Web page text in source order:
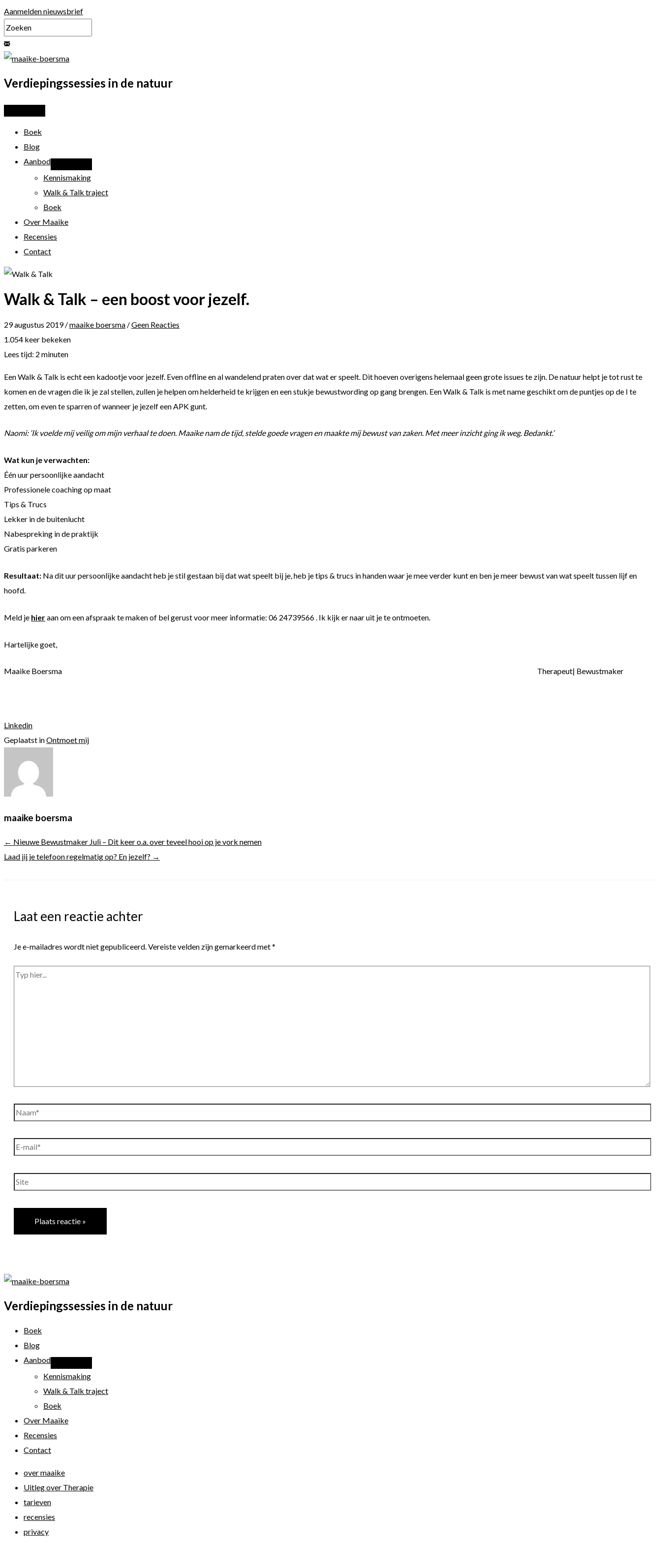
Ga
naar
de
inhoud
Aanmelden nieuwsbrief
Verdiepingssessies in de natuur
Boek
Blog
Aanbod
Kennismaking
Walk & Talk traject
Boek
Over Maaike
Recensies
Contact
Walk & Talk – een boost voor jezelf.
29 augustus 2019/maaike boersma /Geen Reacties
1.054 keer bekeken
Lees tijd: 2 minuten
Een Walk & Talk is echt een kadootje voor jezelf. Even offline en al wandelend praten over dat wat er speelt. Dit hoeven overigens helemaal geen grote issues te zijn. De natuur helpt je tot rust te
komen en de vragen die ik je zal stellen, zullen je helpen om helderheid te krijgen en een stukje bewustwording op gang brengen. Een Walk & Talk is met name geschikt om de puntjes op de I te
zetten, om even te sparren of wanneer je jezelf een APK gunt.
Naomi: ‘Ik voelde mij veilig om mijn verhaal te doen. Maaike nam de tijd, stelde goede vragen en maakte mij bewust van zaken. Met meer inzicht ging ik weg. Bedankt.’
Wat kun je verwachten:
Één uur persoonlijke aandacht
Professionele coaching op maat
Tips & Trucs
Lekker in de buitenlucht
Nabespreking in de praktijk
Gratis parkeren
Resultaat: Na dit uur persoonlijke aandacht heb je stil gestaan bij dat wat speelt bij je, heb je tips & trucs in handen waar je mee verder kunt en ben je meer bewust van wat speelt tussen lijf en
hoofd.
Meld je hieraan om een afspraak te maken of bel gerust voor meer informatie: 06 24739566 . Ik kijk er naar uit je te ontmoeten.
Hartelijke goet,
Maaike Boersma Therapeut| Bewustmaker
Linkedin
Geplaatst inOntmoet mij
maaike boersma
← Nieuwe Bewustmaker Juli – Dit keer o.a. over teveel hooi op je vork nemen
Laad jij je telefoon regelmatig op? En jezelf? →
Laat een reactie achter
Je e-mailadres wordt niet gepubliceerd. Vereiste velden zijn gemarkeerd met*
Typ
Naam*
E-
Site
Verdiepingssessies in de natuur
Boek
Blog
Aanbod
Kennismaking
Walk & Talk traject
Boek
Over Maaike
Recensies
Contact
over maaike
Uitleg over Therapie
tarieven
recensies
privacy